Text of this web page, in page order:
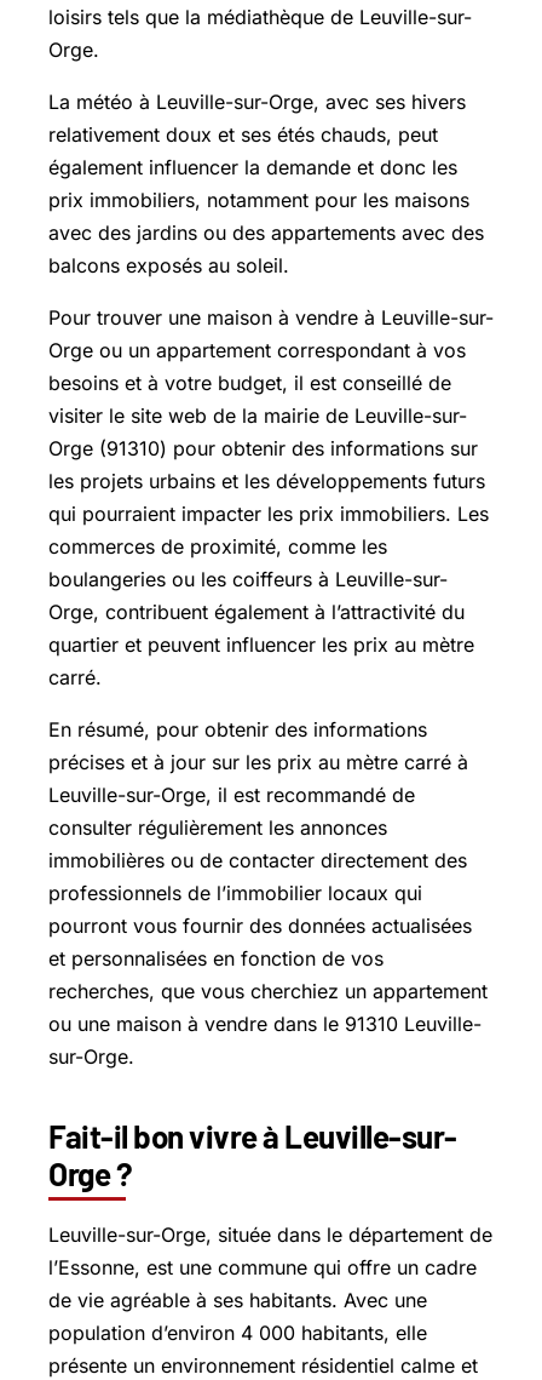
loisirs tels que la médiathèque de Leuville-sur-
Orge.
La météo à Leuville-sur-Orge, avec ses hivers
relativement doux et ses étés chauds, peut
également influencer la demande et donc les
prix immobiliers, notamment pour les maisons
avec des jardins ou des appartements avec des
balcons exposés au soleil.
Pour trouver une maison à vendre à Leuville-sur-
Orge ou un appartement correspondant à vos
besoins et à votre budget, il est conseillé de
visiter le site web de la mairie de Leuville-sur-
Orge (91310) pour obtenir des informations sur
les projets urbains et les développements futurs
qui pourraient impacter les prix immobiliers. Les
commerces de proximité, comme les
boulangeries ou les coiffeurs à Leuville-sur-
Orge, contribuent également à l’attractivité du
quartier et peuvent influencer les prix au mètre
carré.
En résumé, pour obtenir des informations
précises et à jour sur les prix au mètre carré à
Leuville-sur-Orge, il est recommandé de
consulter régulièrement les annonces
immobilières ou de contacter directement des
professionnels de l’immobilier locaux qui
pourront vous fournir des données actualisées
et personnalisées en fonction de vos
recherches, que vous cherchiez un appartement
ou une maison à vendre dans le 91310 Leuville-
sur-Orge.
Fait-il bon vivre à Leuville-sur-
Orge ?
Leuville-sur-Orge, située dans le département de
l’Essonne, est une commune qui offre un cadre
de vie agréable à ses habitants. Avec une
population d’environ 4 000 habitants, elle
présente un environnement résidentiel calme et